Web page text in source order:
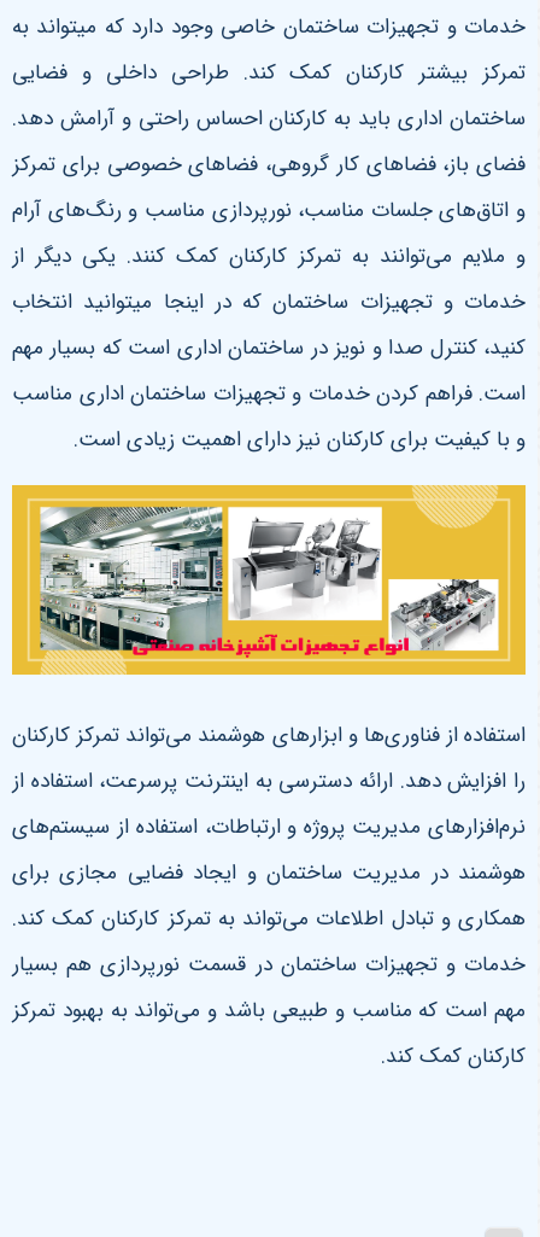
خدمات و تجهیزات ساختمان خاصی وجود دارد که میتواند به
تمرکز بیشتر کارکنان کمک کند. طراحی داخلی و فضایی
ساختمان اداری باید به کارکنان احساس راحتی و آرامش دهد.
فضای باز، فضاهای کار گروهی، فضاهای خصوصی برای تمرکز
و اتاق‌های جلسات مناسب، نورپردازی مناسب و رنگ‌های آرام
و ملایم می‌توانند به تمرکز کارکنان کمک کنند. یکی دیگر از
خدمات و تجهیزات ساختمان که در اینجا میتوانید انتخاب
کنید، کنترل صدا و نویز در ساختمان اداری است که بسیار مهم
است. فراهم کردن خدمات و تجهیزات ساختمان اداری مناسب
و با کیفیت برای کارکنان نیز دارای اهمیت زیادی است.
استفاده از فناوری‌ها و ابزارهای هوشمند می‌تواند تمرکز کارکنان
را افزایش دهد. ارائه دسترسی به اینترنت پرسرعت، استفاده از
نرم‌افزارهای مدیریت پروژه و ارتباطات، استفاده از سیستم‌های
هوشمند در مدیریت ساختمان و ایجاد فضایی مجازی برای
همکاری و تبادل اطلاعات می‌تواند به تمرکز کارکنان کمک کند.
خدمات و تجهیزات ساختمان در قسمت نورپردازی هم بسیار
مهم است که مناسب و طبیعی باشد و می‌تواند به بهبود تمرکز
کارکنان کمک کند.